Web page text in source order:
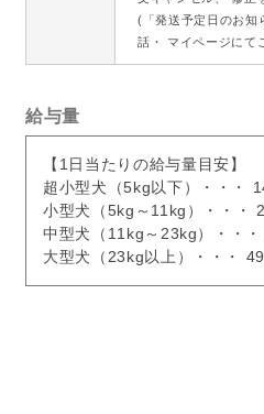
(「発送予定日のお知
話・ マイページにて
給与量
【1日当たりの給与量目安】
超小型犬（5kg以下）・・・
小型犬（5kg～11kg）・・・
中型犬（11kg～23kg）・・
大型犬（23kg以上）・・・